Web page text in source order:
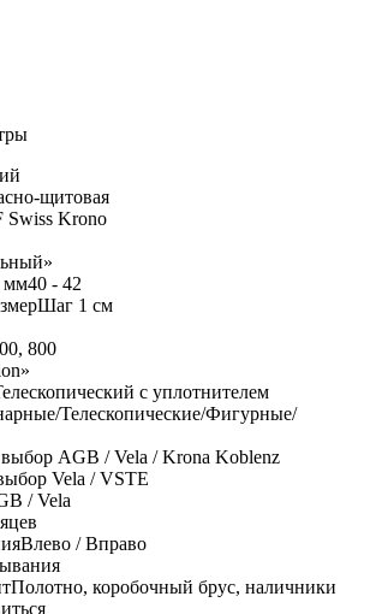
щитовая
Swiss Krono
мм40 - 42
Шаг 1 см
800
с уплотнителем
Телескопические/Фигурные/
AGB / Vela / Krona Koblenz
Vela / VSTE
/ Vela
Влево / Вправо
Полотно, коробочный брус, наличники